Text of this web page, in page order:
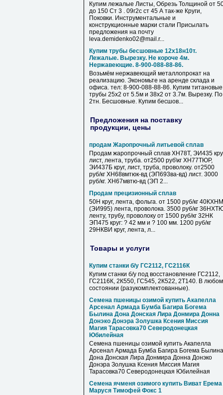
Купим лежалые Листы, Обрезь Толщиной от
до 150 Ст 3 . 09г2с ст 45 А так-же Круги,
Поковки. Инструментальные и
конструкционные марки стали Присылать
предложения на почту
leva.demidenko02@mail.r...
Купим трубы бесшовные 12х18н10т.
Лежалые. Вырезку. Не короче 4м.
Нержавеющие. 8-900-088-88-86.
Возьмём нержавеющий металлопрокат на
реализацию. Экономьте на аренде склада и
офиса. тел: 8-900-088-88-86. Купим титановые
трубы 25х2 от 5.5м и 38х2 от 3.7м. Вырезку. По
2тн. Бесшовные. Купим бесшов...
Предложения на поставку
продукции, цены
продам Жаропрочный литьевой сплав
Продам жаропрочный сплав ХН78Т, ЭИ435
лист, лента, труба. от2500 руб\кг ХН77ТЮР,
ЭИ437Б круг, лист, труба, проволоку. от2500
руб/кг ХН68вмтюк-вд (ЭП693ва-вд) лист. 3000
руб/кг. ХН67мвтю-вд (ЭП 2...
Продам прецизионный сплав
50Н круг, лента, фольга. от 1500 руб/кг 40КХНМ
(ЭИ995) лента, проволока. 3500 руб/кг
ленту, трубу, проволоку от 1500 руб/кг 32НК
ЭП475 круг: ? 42 мм и ? 100 мм. 1200 руб/кг
29НКВИ круг, лента, л...
Товары и услуги
Купим станки б/у ГС2112, ГС2116К
Купим станки б/у под восстановление ГС2112,
ГС2116К, 2К550, ГС545, 2К522, 2Т140. В любом
состоянии (разукомплектованные).
Семена пшеницы озимой купить Акапелла
Арсенал Армада Бумба Багира Богема
Былина Дона Донская Лира Донмира Донна
Донэко Донэра Золушка Ксения Миссия
Магия Тарасовка70 Северодонецкая
Юбилейная
Семена пшеницы озимой купить Акапелла
Арсенал Армада Бумба Багира Богема Былина
Дона Донская Лира Донмира Донна Донэко
Донэра Золушка Ксения Миссия Магия
Тарасовка70 Северодонецкая Юбилейная
Семена ячменя озимого купить Виват Ерема
Маруся Тимофей Фокс 1